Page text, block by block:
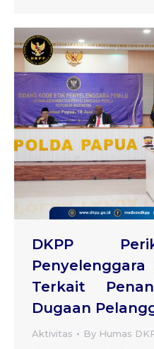
DKPP
Terkait
Dugaan
Aktivitas By Humas